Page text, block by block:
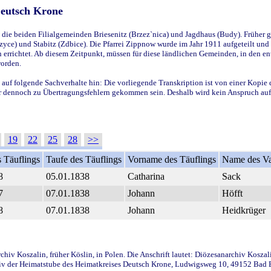
Krone
beiden Filialgemeinden Briesenitz (Brzez`nica) und Jagdhaus (Budy). Früher
und Stabitz (Zdbice). Die Pfarrei Zippnow wurde im Jahr 1911 aufgeteilt
Ab diesem Zeitpunkt, müssen für diese ländlichen Gemeinden, in den
folgende Sachverhalte hin: Die vorliegende Transkription ist von einer
zu Übertragungsfehlern gekommen sein. Deshalb wird kein Anspruch
19 22 25 28
>>
Täuflings Taufe des Täuflings Vorname des Täuflings Name des
05.01.1838 Catharina
Sack
07.01.1838 Johann
Höfft
07.01.1838 Johann Heidkrüger
Koszalin, früher Köslin, in Polen. Die Anschrift lautet: Diözesanarchiv
Heimatstube des Heimatkreises Deutsch Krone, Ludwigsweg 10, 49152